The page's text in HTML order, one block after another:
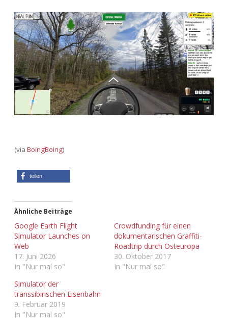
Adventskalender 2016
Adventskalender 2017
Adventskalender 2018
Adventskalender 2019
Adventskalender 2020
(via BoingBoing)
teilen
Ähnliche Beiträge
Google Earth Flight
Simulator Launches on
Web
17. Juni 2026
In "Nur mal so"
Crowdfunding für einen
dokumentarischen Graffiti-
Roadtrip durch Osteuropa
30. Oktober 2017
In "Nur mal so"
Simulator der
transsibirischen Eisenbahn
9. Februar 2019
In "Nur mal so"